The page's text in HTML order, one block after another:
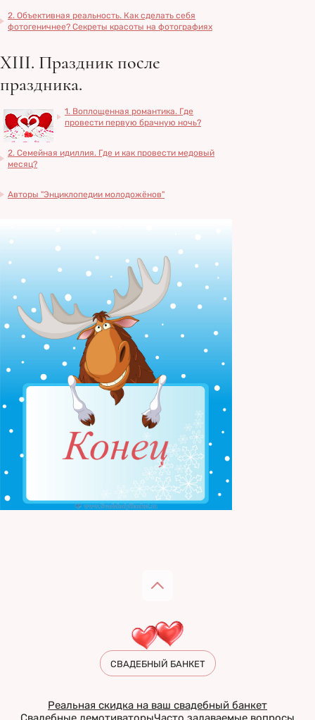
2. Объективная реальность. Как сделать себя
фотогеничнее? Секреты красоты на фотографиях
XIII. Праздник после
праздника.
1. Воплощенная романтика. Где
провести первую брачную ночь?
2. Семейная идиллия. Где и как провести медовый
месяц?
Авторы "Энциклопедии молодожёнов"
СВАДЕБНЫЙ БАНКЕТ
Реальная скидка на ваш свадебный банкет